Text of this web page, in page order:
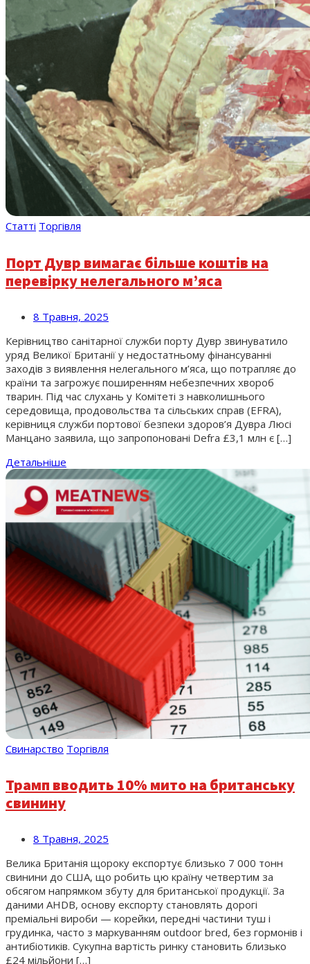
Статті Торгівля
Порт Дувр вимагає більше коштів на
перевірку нелегального м’яса
8 Травня, 2025
Керівництво санітарної служби порту Дувр звинуватило
уряд Великої Британії у недостатньому фінансуванні
заходів з виявлення нелегального м’яса, що потрапляє до
країни та загрожує поширенням небезпечних хвороб
тварин. Під час слухань у Комітеті з навколишнього
середовища, продовольства та сільських справ (EFRA),
керівниця служби портової безпеки здоров’я Дувра Люсі
Манцано заявила, що запропоновані Defra £3,1 млн є […]
Детальніше
Свинарство Торгівля
Трамп вводить 10% мито на британську
свинину
8 Травня, 2025
Велика Британія щороку експортує близько 7 000 тонн
свинини до США, що робить цю країну четвертим за
обсягом напрямком збуту для британської продукції. За
даними AHDB, основу експорту становлять дорогі
преміальні вироби — корейки, передні частини туш і
грудинка, часто з маркуванням outdoor bred, без гормонів і
антибіотиків. Сукупна вартість ринку становить близько
£24 мільйони […]